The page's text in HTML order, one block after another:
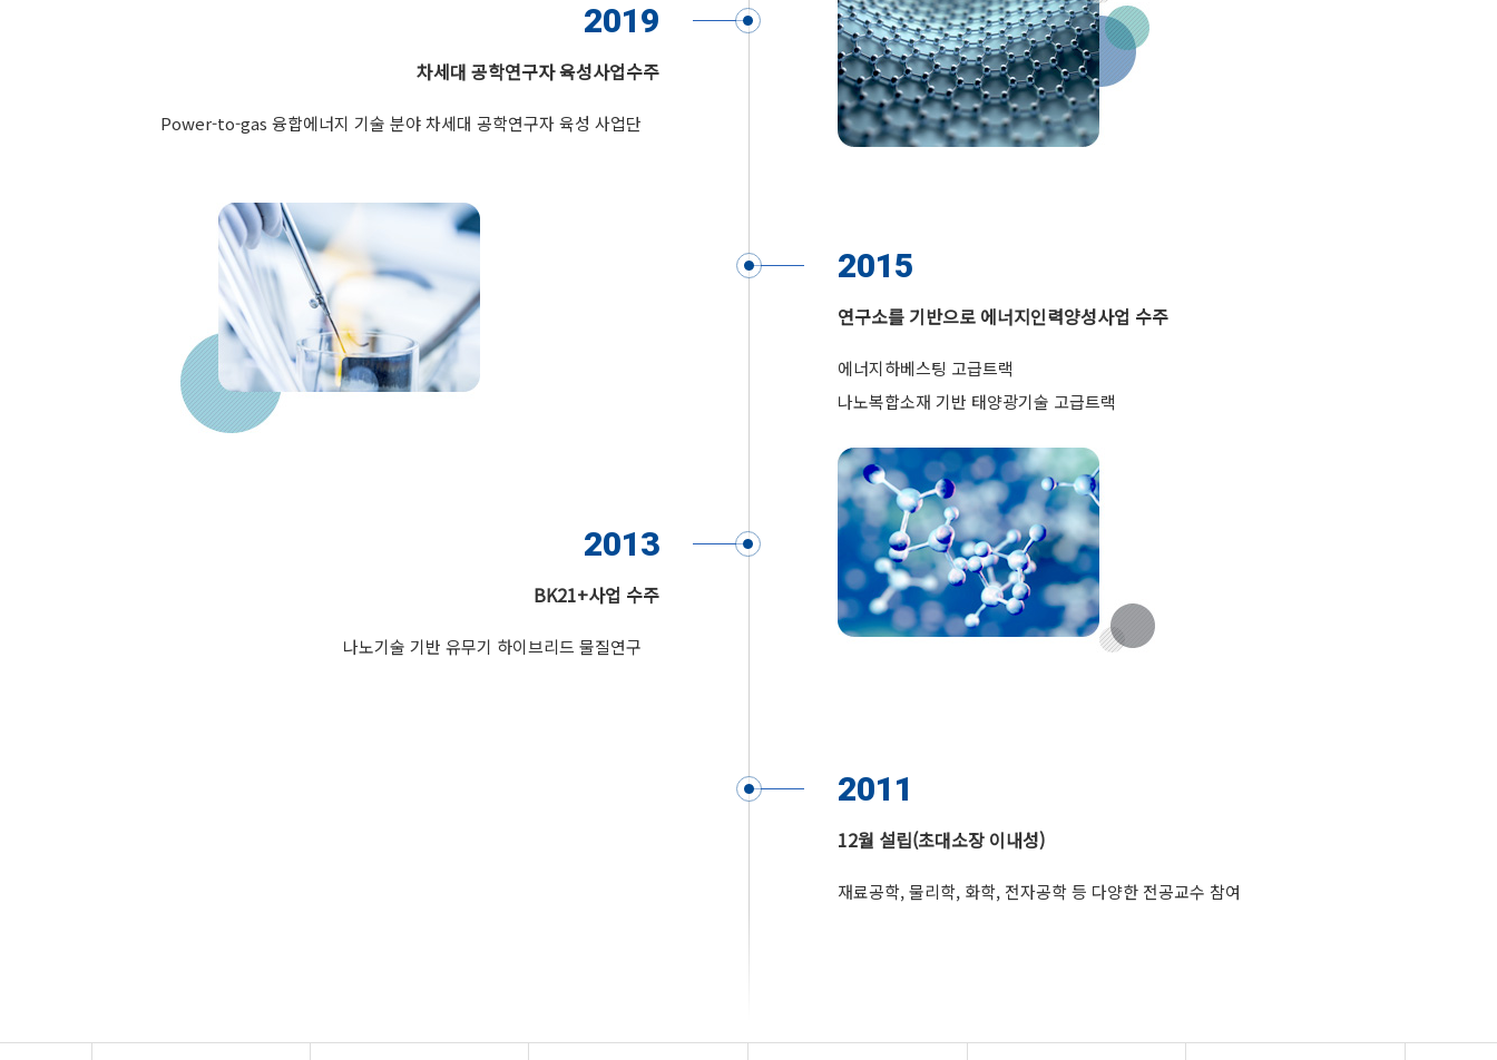
2019
차세대 공학연구자 육성사업수주
Power-to-gas 융합에너지 기술 분야 차세대 공학연구자 육성 사업단
2015
연구소를 기반으로 에너지인력양성사업 수주
에너지하베스팅 고급트랙
나노복합소재 기반 태양광기술 고급트랙
2013
BK21+사업 수주
나노기술 기반 유무기 하이브리드 물질연구
2011
12월 설립(초대소장 이내성)
재료공학, 물리학, 화학, 전자공학 등 다양한 전공교수 참여